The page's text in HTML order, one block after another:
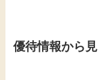
優待情報から